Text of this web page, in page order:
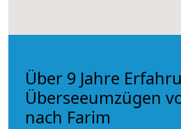
Über 9 Jahre
Überseeumzügen
nach Farim